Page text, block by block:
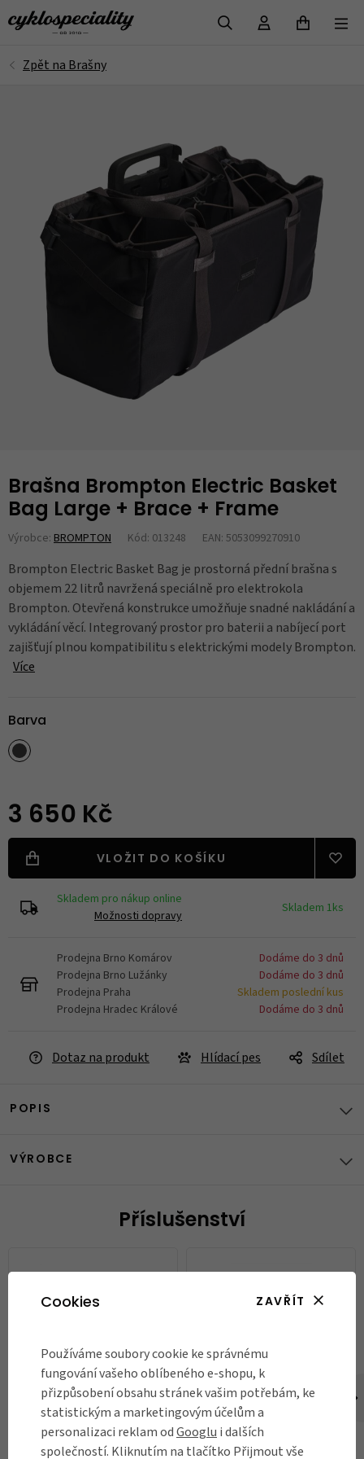
Brašna Brompton Electric Basket
Bag Large + Brace + Frame
Výrobce: BROMPTON Kód: 013248 EAN: 5053099270910
Brompton Electric Basket Bag je prostorná přední brašna s
objemem 22 litrů navržená speciálně pro elektrokola
Brompton. Otevřená konstrukce umožňuje snadné nakládání a
vykládání věcí. Integrovaný prostor pro baterii a nabíjecí port
zajišťují plnou kompatibilitu s elektrickými modely Brompton.
Více
Barva
3 650 Kč
VLOŽIT DO KOŠÍKU
Skladem pro nákup online
Možnosti dopravy
Skladem 1ks
Prodejna Brno Komárov
Dodáme do 3 dnů
Prodejna Brno Lužánky
Dodáme do 3 dnů
Prodejna Praha
Skladem poslední kus
Prodejna Hradec Králové
Dodáme do 3 dnů
Dotaz na produkt Hlídací pes Sdílet
POPIS
VÝROBCE
Příslušenství
Brašna Brompton Electric City
Large Bag
7 200 Kč
Nabíječka Brompton Electric
Fast Charger 4A
3 900 Kč
Cookies ZAVŘÍT
Používáme soubory cookie ke správnému
fungování vašeho oblíbeného e-shopu, k
přizpůsobení obsahu stránek vašim potřebám, ke
statistickým a marketingovým účelům a
personalizaci reklam odGooglu i dalších
společností. Kliknutím na tlačítko Přijmout vše